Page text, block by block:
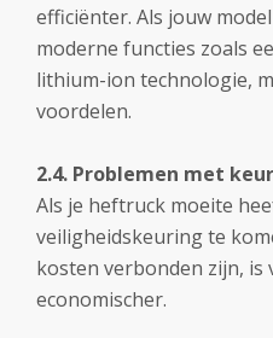
efficiënter. Als jouw
moderne functies zoals
lithium-ion technologie,
voordelen.
2.4. Problemen met
Als je heftruck moeite
veiligheidskeuring te
kosten verbonden zijn, is
economischer.